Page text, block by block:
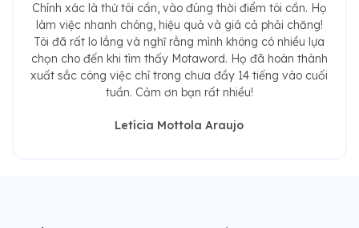
Chính xác là thứ tôi cần, vào đúng thời điểm tôi cần. Họ
làm việc nhanh chóng, hiệu quả và giá cả phải chăng!
Tôi đã rất lo lắng và nghĩ rằng mình không có nhiều lựa
chọn cho đến khi tìm thấy Motaword. Họ đã hoàn thành
xuất sắc công việc chỉ trong chưa đầy 14 tiếng vào cuối
tuần. Cảm ơn bạn rất nhiều!
Letícia Mottola Araujo